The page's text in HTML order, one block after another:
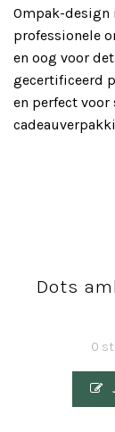
Ompak-
professionele
en oog voor
gecertificeerd
en perfect
Dots
0